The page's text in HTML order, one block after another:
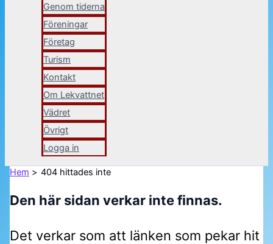
Genom tiderna
Föreningar
Företag
Turism
Kontakt
Om Lekvattnet
Vädret
Övrigt
Logga in
Hem 404 hittades inte
Den här sidan verkar inte finnas.
Det verkar som att länken som pekar hit